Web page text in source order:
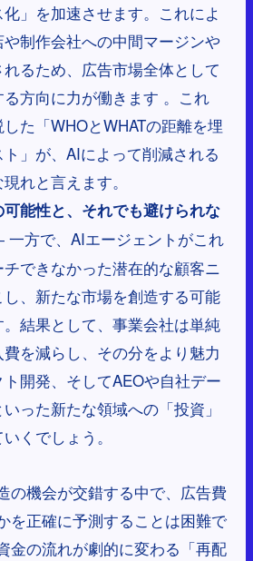
」を加速させます。これによ
や制作会社への中間マージンや
るため、広告市場全体として
方向に力が働きます 。これ
た「WHOとWHATの距離を埋
」が、AIによって削減される
れと言えます。
可能性と、それでも避けられな
方で、AIエージェントがこれ
できなかった潜在的な顧客ニ
、新たな市場を創造する可能
結果として、事業会社は単純
を減らし、その分をより魅力
開発、そしてAEOや自社デー
った新たな領域への「投資」
くでしょう。
の機会が交錯する中で、広告費
を正確に予測することは困難で
金の流れが劇的に変わる「再配